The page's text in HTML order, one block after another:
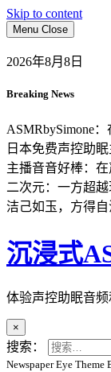
Skip to content
Menu Close
2026年8月8日
Breaking News
ASMRbySimone
日本免费声控助
主播音音好棒：
二次元：一方超
洁己如玉，方得
沉浸式
体验声控助眠音
×
搜索：
Newspaper Eye Theme